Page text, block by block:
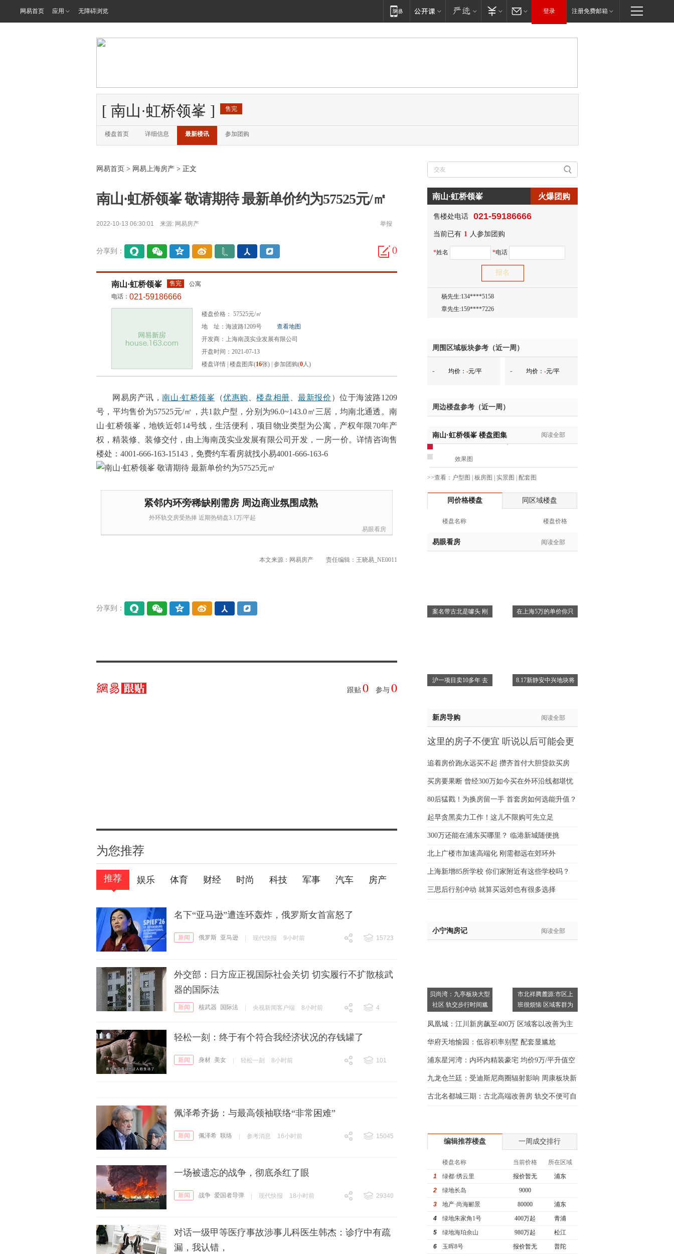
网易首页 应用 无障碍浏览 登录 注册免费邮箱
[ 南山·虹桥领峯 ] 售完
楼盘首页 详细信息 最新楼讯 参加团购
网易首页 > 网易上海房产 > 正文
南山·虹桥领峯 敬请期待 最新单价约为57525元/㎡
2022-10-13 06:30:01 来源: 网易房产 举报
0
分享到：
间
南山·虹桥领峯 售完
公寓
电话： 021-59186666
楼盘价格： 57525元/㎡
地 址：海波路1209号
查看地图
开发商：上海南茂实业发展有限公司
开盘时间：2021-07-13
楼盘详情 楼盘图库(16张) 参加团购(0人)
网易房产讯，南山·虹桥领峯 （优惠购 、楼盘相册 、最新报价 ）位于海波路1209
号，平均售价为57525元/㎡，共1款户型，分别为96.0~143.0㎡三居，均南北通透。南
山·虹桥领峯，地铁近邻14号线，生活便利，项目物业类型为公寓，产权年限70年产
权，精装修、装修交付，由上海南茂实业发展有限公司开发，一房一价。详情咨询售
楼处：4001-666-163-15143，免费约车看房就找小易4001-666-163-6
紧邻内环旁稀缺刚需房 周边商业氛围成熟
外环轨交房受热捧 近期热销盘3.1万/平起
易眼看房
本文来源：网易房产 责任编辑：王晓易_NE0011
分享到：
跟贴 0 参与 0
为您推荐
推荐 娱乐 体育 财经 时尚 科技 军事 汽车 房产
名下“亚马逊”遭连环轰炸，俄罗斯女首富怒了
新闻 俄罗斯 亚马逊 现代快报 9小时前
15723
外交部：日方应正视国际社会关切 切实履行不扩散核武
器的国际法
新闻 核武器 国际法 央视新闻客户端 8小时前
4
轻松一刻：终于有个符合我经济状况的存钱罐了
新闻 身材 美女 轻松一刻 8小时前
101
佩泽希齐扬：与最高领袖联络“非常困难”
新闻 佩泽希 联络 参考消息 16小时前
15045
一场被遗忘的战争，彻底杀红了眼
新闻 战争 爱国者导弹 现代快报 18小时前
29340
对话一级甲等医疗事故涉事儿科医生韩杰：诊疗中有疏
漏，我认错，
南山·虹桥领峯 火爆团购
售楼处电话 021-59186666
当前已有 1 人参加团购
*姓名 *电话
胡先生:150****0731
邓先生:138****8083
陈先生:159****3332
杨先生:134****5158
章先生:159****7226
郑先生:136****9618
谢女士:135****3735
魏女士:138****0324
蔡女士:138****2322
赵先生:139****8548
钱先生:139****7316
于女士:182****8478
胡先生:150****0731
蒋女士:186****7681
林女士:136****3668
蔡女士:138****2322
吴小姐:139****6438
姚先生:137****6367
黄先生:138****7263
黄先生:136****3612
周围区域板块参考（近一周）
- 均价： -元/平 - 均价： -元/平
周边楼盘参考（近一周）
南山·虹桥领峯 楼盘图集 阅读全部
效果图
>>查看： 户型图 | 板房图 | 实景图 | 配套图
同价格楼盘 同区域楼盘
楼盘名称 楼盘价格
易眼看房 阅读全部
案名带古北是噱头 刚 在上海5万的单价你只
沪一项目卖10多年 去 8.17新静安中兴地块将
新房导购 阅读全部
这里的房子不便宜 听说以后可能会更
追着房价跑永远买不起 攒齐首付大胆贷款买房
买房要果断 曾经300万如今买在外环沿线都堪忧
80后猛戳！为换房留一手 首套房如何选能升值？
起早贪黑卖力工作！这儿不限购可先立足
300万还能在浦东买哪里？ 临港新城随便挑
北上广楼市加速高端化 刚需都远在郊环外
上海新增85所学校 你们家附近有这些学校吗？
三思后行别冲动 就算买远郊也有很多选择
小宁淘房记 阅读全部
贝尚湾：九亭板块大型
社区 轨交步行时间尴
市北祥腾麓源:市区上
班很烦恼 区域客群为
凤凰城：江川新房飙至400万 区域客以改善为主
华府天地愉园：低容积率别墅 配套显尴尬
浦东星河湾：内环内精装豪宅 均价9万/平升值空
间大
九龙仓兰廷：受迪斯尼商圈辐射影响 周康板块新
房看
古北名都城三期：古北高端改善房 轨交不便可自
编辑推荐楼盘 一周成交排行
楼盘名称 当前价格
所在区域
1
绿都·绣云里 报价暂无
浦东
2
绿地长岛
9000
3
地产·尚海郦景 80000
浦东
4
绿地朱家角1号 400万起
青浦
5
绿地海珀佘山 980万起
松江
6
玉晖8号 报价暂无
普陀